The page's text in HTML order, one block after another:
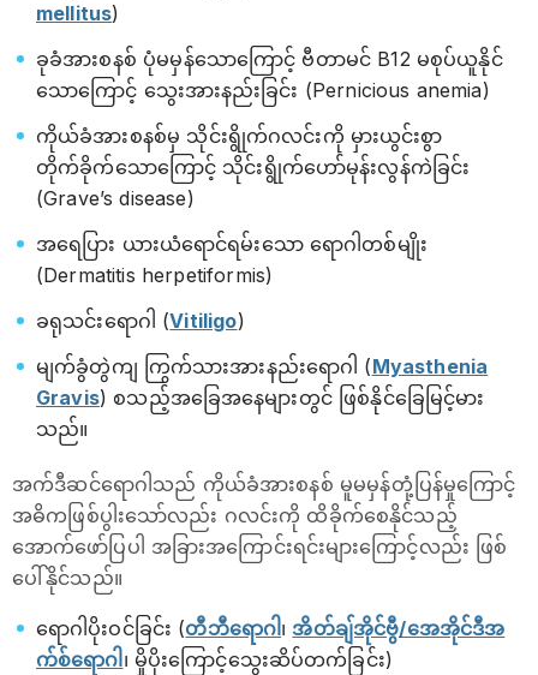
mellitus)
ခုခံအားစနစ် ပုံမမှန်သောကြောင့် ဗီတာမင် B12 မစုပ်ယူနိုင်
သောကြောင့် သွေးအားနည်းခြင်း (Pernicious anemia)
ကိုယ်ခံအားစနစ်မှ သိုင်းရွိုက်ဂလင်းကို မှားယွင်းစွာ
တိုက်ခိုက်သောကြောင့် သိုင်းရွိုက်ဟော်မုန်းလွန်ကဲခြင်း
(Grave’s disease)
အရေပြား ယားယံရောင်ရမ်းသော ရောဂါတစ်မျိုး
(Dermatitis herpetiformis)
ခရုသင်း‌ရောဂါ (Vitiligo)
မျက်ခွံတွဲကျ ကြွက်သားအားနည်းရောဂါ (Myasthenia
Gravis) စသည့်အခြေအနေများတွင် ဖြစ်နိုင်ခြေမြင့်မား
သည်။
အက်ဒီဆင်ရောဂါသည် ကိုယ်ခံအားစနစ် မူမမှန်တုံ့ပြန်မှုကြောင့်
အဓိကဖြစ်ပွါးသော်လည်း ဂလင်းကို ထိခိုက်စေနိုင်သည့်
အောက်ဖော်ပြပါ အခြားအကြောင်းရင်းများကြောင့်လည်း ဖြစ်
ပေါ်နိုင်သည်။
ရောဂါပိုးဝင်ခြင်း (တီဘီရောဂါ ၊ အိတ်ချ်အိုင်ဗွီ/အေအိုင်ဒီအ
က်စ်ရောဂါ ၊ မှိုပိုးကြောင့်သွေးဆိပ်တက်ခြင်း)